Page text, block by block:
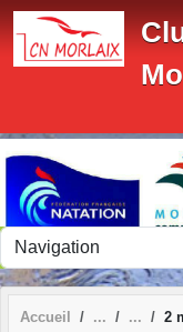
Accueil 2
Panneau de gestion